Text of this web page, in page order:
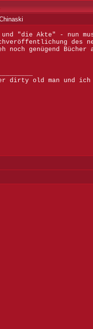
und "die Akte" - nun
des
noch genügend
dirty old man und ich